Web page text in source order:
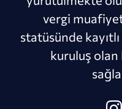
vergi
statüsünde
kuruluş olan